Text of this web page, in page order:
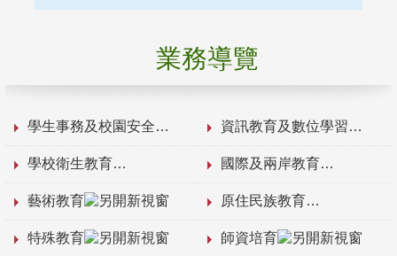
業務導覽
學生事務及校園安全 資訊教育及數位學習
學校衛生教育 國際及兩岸教育
藝術教育 原住民族教育
特殊教育 師資培育